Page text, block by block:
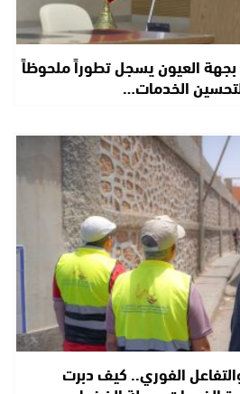
العيون يسجل تطوراً ملحوظاً
الخدمات…
الفوري.. كيف دبرت